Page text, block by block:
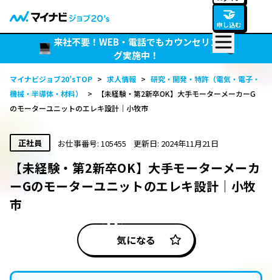
🤝
申し込む
来社不要！WEB・電話でもカウンセリン
グ実施中！
マイナビジョブ20’sTOP > 求人情報 > 研究・開発・特許（電気・電子・
機械・半導体・材料）
>
【未経験・第2新卒OK】大手モーターメーカーG
のモーターユニットのエレキ設計｜小牧市
正社員 お仕事番号: 105455 更新日: 2024年11月21日
【未経験・第2新卒OK】大手モーターメーカ
ーGのモーターユニットのエレキ設計｜小牧
市
気になる